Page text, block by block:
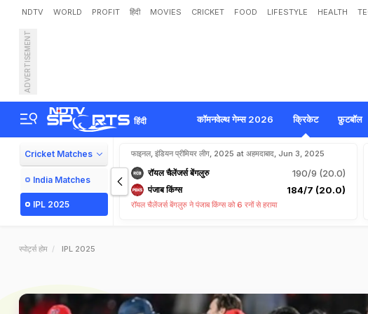
NDTV WORLD PROFIT हिंदी MOVIES CRICKET FOOD LIFESTYLE HEALTH
ADVERTISEMENT
हिंदी कॉमनवेल्थ गेम्स 2026 क्रिकेट फ़ुटबॉल
Cricket Matches
India Matches
IPL 2025
फाइनल, इंडियन प्रीमियर लीग, 2025 at अहमदाबाद, Jun 3, 2025
रॉयल चैलेंजर्स बेंगलुरु 190/9 (20.0)
पंजाब किंग्स 184/7 (20.0)
रॉयल चैलेंजर्स बेंगलुरु ने पंजाब किंग्स को 6 रनों से हराया
स्पोर्ट्स होम IPL 2025